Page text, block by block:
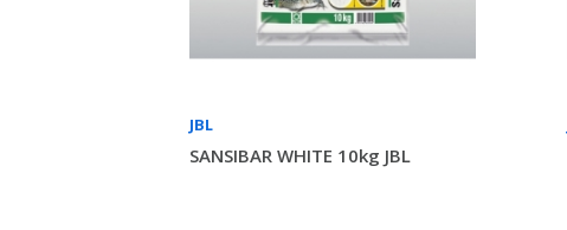
JBL
SANSIBAR WHITE 10kg JBL